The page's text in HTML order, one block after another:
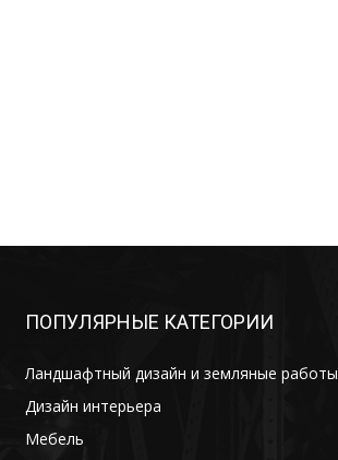
ПОПУЛЯРНЫЕ КАТЕГОРИИ
Ландшафтный дизайн и земляные работы
Дизайн интерьера
Мебель